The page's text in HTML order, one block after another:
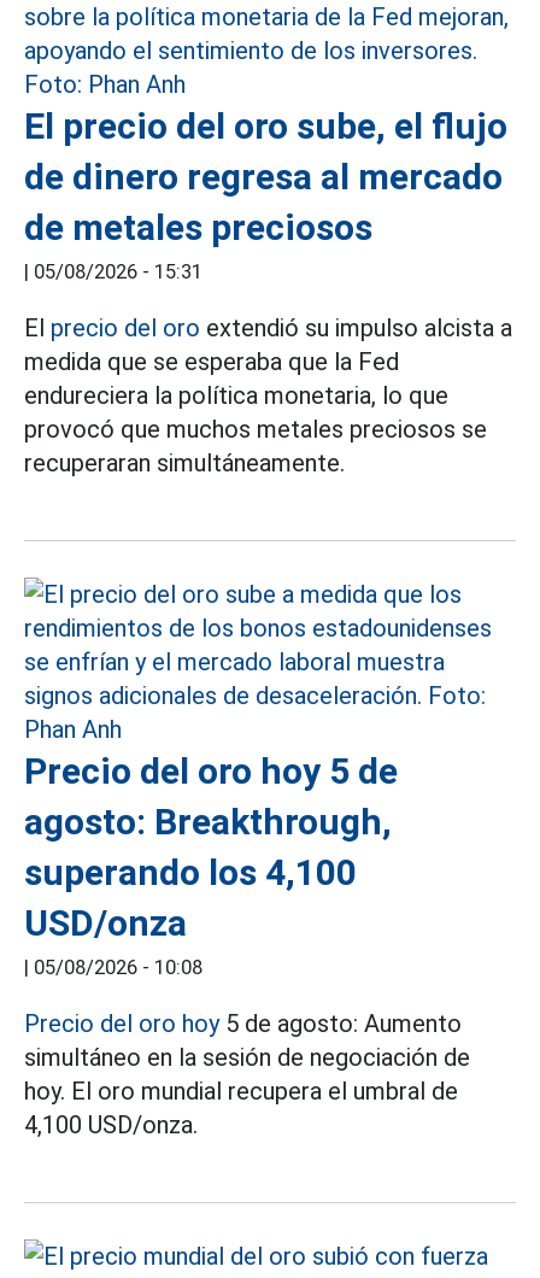
El precio del oro sube, el flujo
de dinero regresa al mercado
de metales preciosos
| 05/08/2026 - 15:31
El precio del oro extendió su impulso alcista a
medida que se esperaba que la Fed
endureciera la política monetaria, lo que
provocó que muchos metales preciosos se
recuperaran simultáneamente.
Precio del oro hoy 5 de
agosto: Breakthrough,
superando los 4,100
USD/onza
| 05/08/2026 - 10:08
Precio del oro hoy5 de agosto: Aumento
simultáneo en la sesión de negociación de
hoy. El oro mundial recupera el umbral de
4,100 USD/onza.